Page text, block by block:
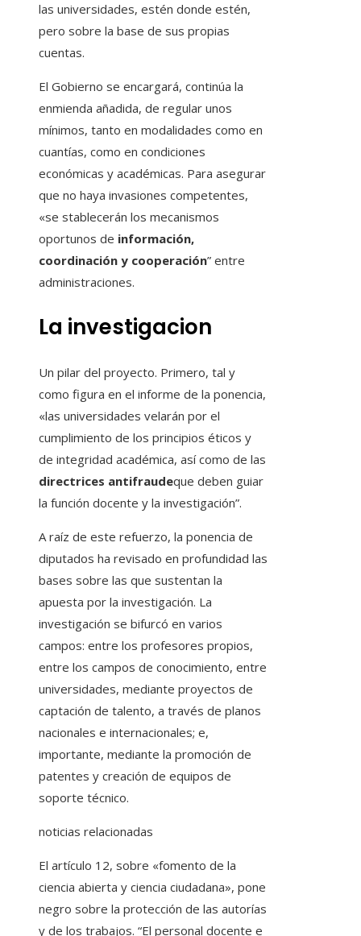
las universidades, estén donde estén,
pero sobre la base de sus propias
cuentas.
El Gobierno se encargará, continúa la
enmienda añadida, de regular unos
mínimos, tanto en modalidades como en
cuantías, como en condiciones
económicas y académicas. Para asegurar
que no haya invasiones competentes,
«se stablecerán los mecanismos
oportunos de información,
coordinación y cooperación” entre
administraciones.
La investigacion
Un pilar del proyecto. Primero, tal y
como figura en el informe de la ponencia,
«las universidades velarán por el
cumplimiento de los principios éticos y
de integridad académica, así como de las
directrices antifraudeque deben guiar
la función docente y la investigación”.
A raíz de este refuerzo, la ponencia de
diputados ha revisado en profundidad las
bases sobre las que sustentan la
apuesta por la investigación. La
investigación se bifurcó en varios
campos: entre los profesores propios,
entre los campos de conocimiento, entre
universidades, mediante proyectos de
captación de talento, a través de planos
nacionales e internacionales; e,
importante, mediante la promoción de
patentes y creación de equipos de
soporte técnico.
noticias relacionadas
El artículo 12, sobre «fomento de la
ciencia abierta y ciencia ciudadana», pone
negro sobre la protección de las autorías
y de los trabajos. “El personal docente e